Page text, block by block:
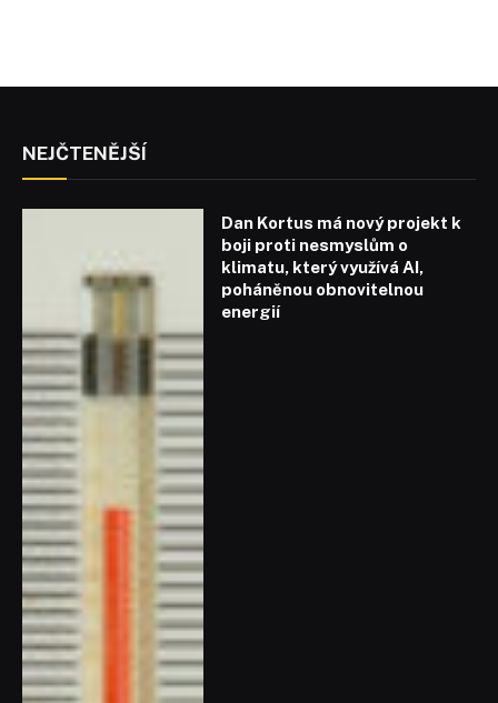
NEJČTENĚJŠÍ
Dan Kortus má nový projekt k
boji proti nesmyslům o
klimatu, který využívá AI,
poháněnou obnovitelnou
energií